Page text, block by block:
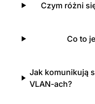
Czym różni
Co to
Jak komunikują
VLAN-ach?